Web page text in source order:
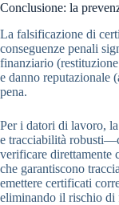
Conclusione: la
La falsificazione di
conseguenze penali
finanziario
e danno reputazionale
pena.
Per i datori di lavoro,
e tracciabilità
verificare direttamente
che garantiscono
emettere certificati
eliminando il rischio di